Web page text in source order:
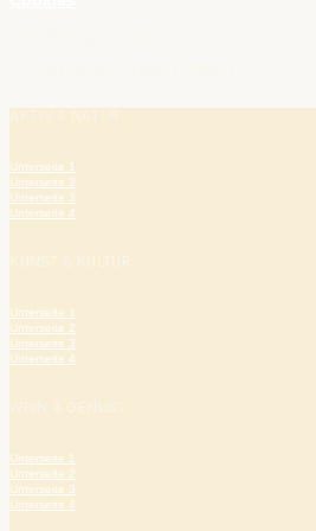
Unterseite 1
Unterseite 2
Unterseite 3
Unterseite 4
Unterseite 1
Unterseite 2
Unterseite 3
Unterseite 4
Unterseite 1
Unterseite 2
Unterseite 3
Unterseite 4